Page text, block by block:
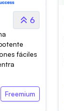
6
fáciles
Freemium